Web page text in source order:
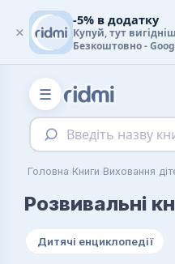
☰
Введіть назву
Головна›Книги›Виховання
Розвивальні
Дитячі енциклопедії
×
-5% в додатку
Купуй, тут
Безкоштовно -